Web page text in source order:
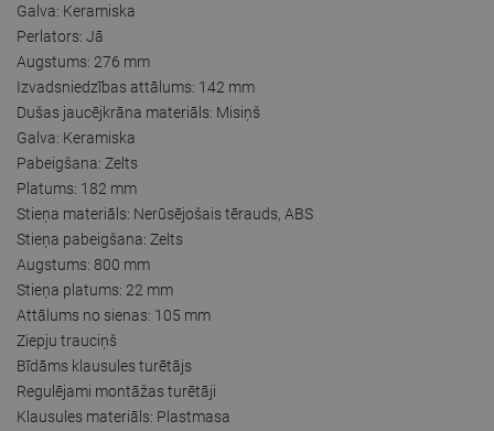
Galva: Keramiska
Perlators: Jā
Augstums: 276 mm
Izvadsniedzības attālums: 142 mm
Dušas jaucējkrāna materiāls: Misiņš
Galva: Keramiska
Pabeigšana: Zelts
Platums: 182 mm
Stieņa materiāls: Nerūsējošais tērauds, ABS
Stieņa pabeigšana: Zelts
Augstums: 800 mm
Stieņa platums: 22 mm
Attālums no sienas: 105 mm
Ziepju trauciņš
Bīdāms klausules turētājs
Regulējami montāžas turētāji
Klausules materiāls: Plastmasa